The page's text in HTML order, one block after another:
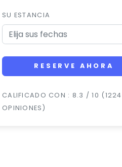
SU ESTANCIA
RESERVE AHORA
CALIFICADO CON : 8.3 / 10 (1224
OPINIONES)